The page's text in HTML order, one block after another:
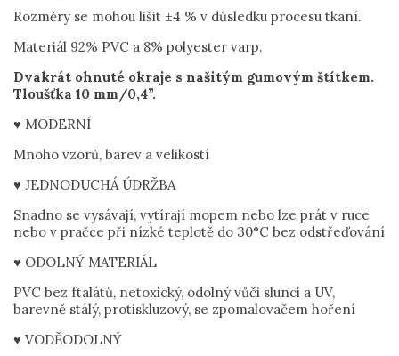
Rozměry se mohou lišit ±4 % v důsledku procesu tkaní.
Materiál 92% PVC a 8% polyester varp.
Dvakrát ohnuté okraje s našitým gumovým štítkem.
Tloušťka 10 mm/0,4”.
♥ MODERNÍ
Mnoho vzorů, barev a velikostí
♥ JEDNODUCHÁ ÚDRŽBA
Snadno se vysávají, vytírají mopem nebo lze prát v ruce
nebo v pračce při nízké teplotě do 30°C bez odstřeďování
♥ ODOLNÝ MATERIÁL
PVC bez ftalátů, netoxický, odolný vůči slunci a UV,
barevně stálý, protiskluzový, se zpomalovačem hoření
♥ VODĚODOLNÝ